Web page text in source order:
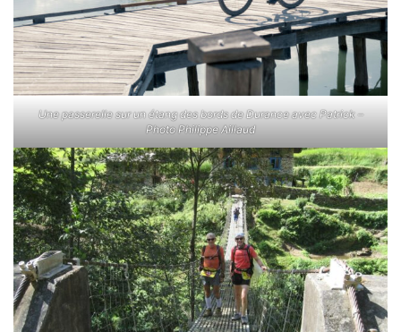
Une passerelle sur un étang des bords de Durance avec Patrick –
Photo Philippe Aillaud